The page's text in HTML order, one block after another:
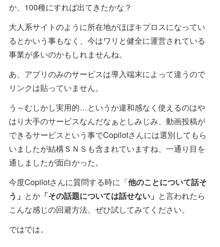
か、100種にすれば出てきたかな？
大人系サイトのように所在地がほぼキプロスになってい
るとかいう事もなく、今はワリと健全に運営されている
事業が多いのかもしれませんね。
あ、アプリのみのサービスは導入端末によって違うので
リンクは貼っていません。
う～むしかし実用的…というか違和感なく使えるのはや
はり大手のサービスなんだなぁとしみじみ、動画投稿が
できるサービスという事でCopilotさんには選別してもら
いましたが結構ＳＮＳも含まれていますね、一通り目を
通しましたが面白かった。
今度Copilotさんに質問する時に「他のことについて話そ
う」 とか 「その話題については話せない」 と言われたら
こんな感じの回避方法、ぜひ試してみてください。
ではでは。